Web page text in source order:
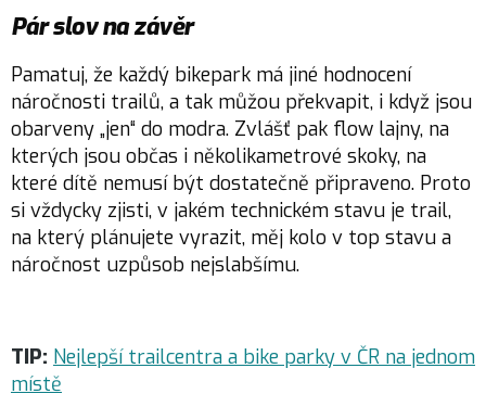
Pár slov na závěr
Pamatuj, že každý bikepark má jiné hodnocení
náročnosti trailů, a tak můžou překvapit, i když jsou
obarveny „jen“ do modra. Zvlášť pak flow lajny, na
kterých jsou občas i několikametrové skoky, na
které dítě nemusí být dostatečně připraveno. Proto
si vždycky zjisti, v jakém technickém stavu je trail,
na který plánujete vyrazit, měj kolo v top stavu a
náročnost uzpůsob nejslabšímu.
TIP: Nejlepší trailcentra a bike parky v ČR na jednom
místě